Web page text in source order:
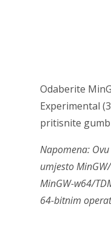
Odaberite
Experimental
pritisnite gumb
Napomena:
umjesto
MinGW-w64/
64-bitnim